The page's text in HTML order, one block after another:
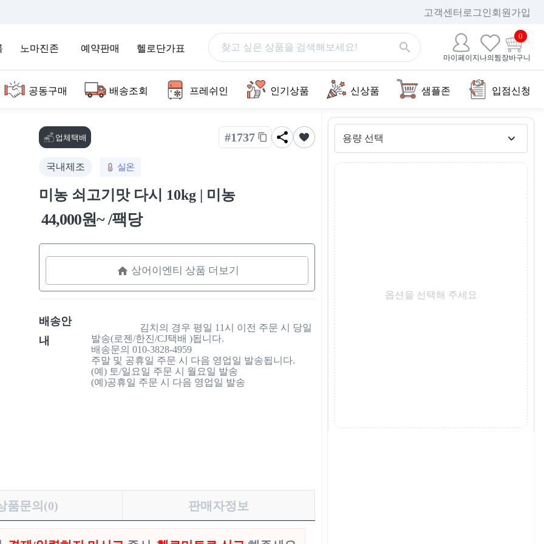
고객센터 로그인 회원가입
노마진존 예약판매 헬로단가표
마이페이지 나의찜 장바구니
0
공동구매 배송조회 프레쉬인 인기상품 신상품 샘플존 입점신청
업체택배 #1737
국내제조 실온
미농 쇠고기맛 다시 10kg | 미농
44,000원~ /팩당
상어이엔티 상품 더보기
배송안
내
발송(로젠/한진/CJ택배 )됩니다.
배송문의 010-3828-4959
주말 및 공휴일 주문 시 다음 영업일 발송됩니다.
(예) 토/일요일 주문 시 월요일 발송
(예)공휴일 주문 시 다음 영업일 발송
품문의(0) 판매자정보
옵션을 선택해 주세요